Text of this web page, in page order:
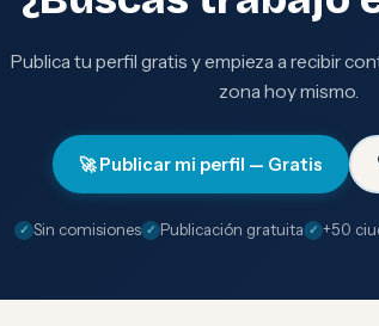
Publica tu perfil gratis y empieza a recibir
zona hoy mismo.
🚀 Publicar mi perfil — Gratis
Sin comisiones Publicación gratuita +50